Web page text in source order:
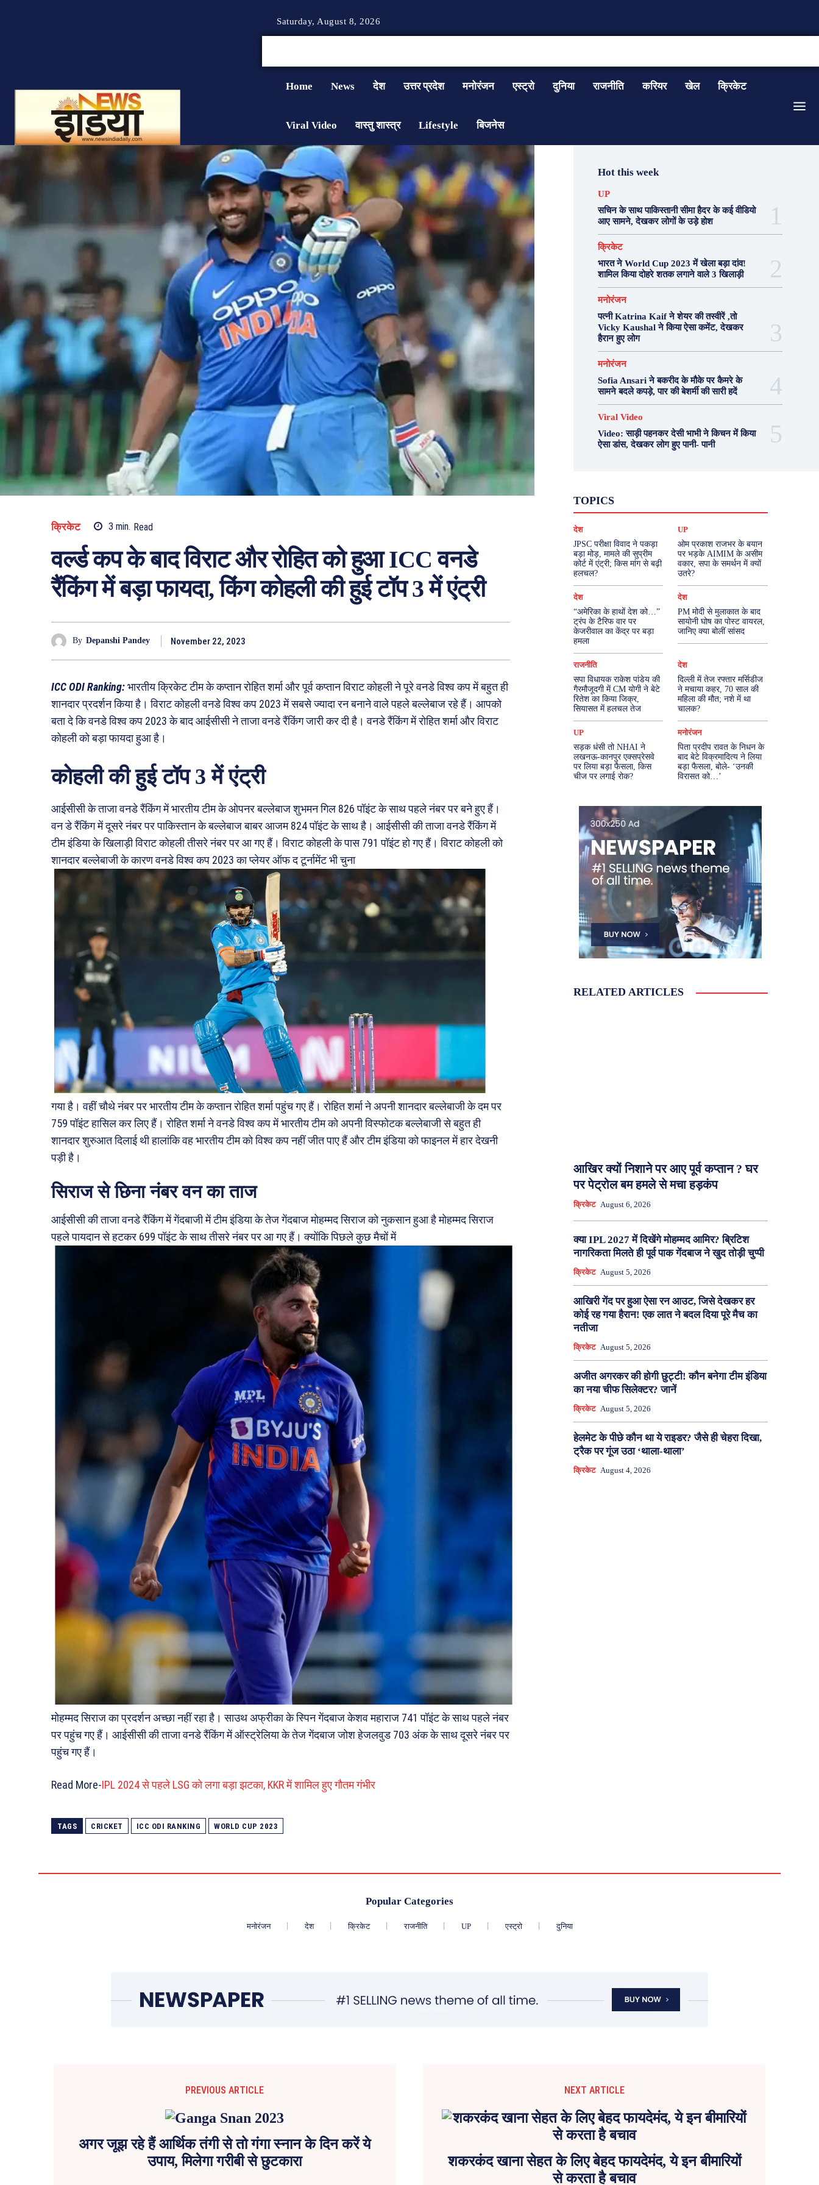
Saturday, August 8, 2026
Home News देश उत्तर प्रदेश मनोरंजन एस्ट्रो दुनिया राजनीति करियर खेल क्रिकेट
Viral Video वास्तु शास्त्र Lifestyle बिजनेस
क्रिकेट 3 min. Read
वर्ल्ड कप के बाद विराट और रोहित को हुआ ICC वनडे
रैंकिंग में बड़ा फायदा, किंग कोहली की हुई टॉप 3 में एंट्री
By Depanshi Pandey November 22, 2023
ICC ODI Ranking:भारतीय क्रिकेट टीम के कप्तान रोहित शर्मा और पूर्व कप्तान विराट कोहली ने पूरे वनडे विश्व कप में बहुत ही
शानदार प्रदर्शन किया है। विराट कोहली वनडे विश्व कप 2023 में सबसे ज्यादा रन बनाने वाले पहले बल्लेबाज रहे हैं। आपको
बता दे कि वनडे विश्व कप 2023 के बाद आईसीसी ने ताजा वनडे रैंकिंग जारी कर दी है। वनडे रैंकिंग में रोहित शर्मा और विराट
कोहली को बड़ा फायदा हुआ है।
कोहली की हुई टॉप 3 में एंट्री
आईसीसी के ताजा वनडे रैंकिंग में भारतीय टीम के ओपनर बल्लेबाज शुभमन गिल 826 पॉइंट के साथ पहले नंबर पर बने हुए हैं।
वन डे रैंकिंग में दूसरे नंबर पर पाकिस्तान के बल्लेबाज बाबर आजम 824 पॉइंट के साथ है। आईसीसी की ताजा वनडे रैंकिंग में
टीम इंडिया के खिलाड़ी विराट कोहली तीसरे नंबर पर आ गए हैं। विराट कोहली के पास 791 पॉइंट हो गए हैं। विराट कोहली को
शानदार बल्लेबाजी के कारण वनडे विश्व कप 2023 का प्लेयर ऑफ द टूर्नामेंट भी चुना
गया है। वहीं चौथे नंबर पर भारतीय टीम के कप्तान रोहित शर्मा पहुंच गए हैं। रोहित शर्मा ने अपनी शानदार बल्लेबाजी के दम पर
759 पॉइंट हासिल कर लिए हैं। रोहित शर्मा ने वनडे विश्व कप में भारतीय टीम को अपनी विस्फोटक बल्लेबाजी से बहुत ही
शानदार शुरुआत दिलाई थी हालांकि वह भारतीय टीम को विश्व कप नहीं जीत पाए हैं और टीम इंडिया को फाइनल में हार देखनी
पड़ी है।
सिराज से छिना नंबर वन का ताज
आईसीसी की ताजा वनडे रैंकिंग में गेंदबाजी में टीम इंडिया के तेज गेंदबाज मोहम्मद सिराज को नुकसान हुआ है मोहम्मद सिराज
पहले पायदान से हटकर 699 पॉइंट के साथ तीसरे नंबर पर आ गए हैं। क्योंकि पिछले कुछ मैचों में
मोहम्मद सिराज का प्रदर्शन अच्छा नहीं रहा है। साउथ अफ्रीका के स्पिन गेंदबाज केशव महाराज 741 पॉइंट के साथ पहले नंबर
पर पहुंच गए हैं। आईसीसी की ताजा वनडे रैंकिंग में ऑस्ट्रेलिया के तेज गेंदबाज जोश हेजलवुड 703 अंक के साथ दूसरे नंबर पर
पहुंच गए हैं।
Read More-IPL 2024 से पहले LSG को लगा बड़ा झटका, KKR में शामिल हुए गौतम गंभीर
TAGS CRICKET ICC ODI RANKING WORLD CUP 2023
Hot this week
UP
सचिन के साथ पाकिस्तानी सीमा हैदर के कई वीडियो
आए सामने, देखकर लोगों के उड़े होश
क्रिकेट
भारत ने World Cup 2023 में खेला बड़ा दांव!
शामिल किया दोहरे शतक लगाने वाले 3 खिलाड़ी
मनोरंजन
पत्नी Katrina Kaif ने शेयर की तस्वीरें ,तो
Vicky Kaushal ने किया ऐसा कमेंट, देखकर
हैरान हुए लोग
मनोरंजन
Sofia Ansari ने बकरीद के मौके पर कैमरे के
सामने बदले कपड़े, पार की बेशर्मी की सारी हदें
Viral Video
Video: साड़ी पहनकर देसी भाभी ने किचन में किया
ऐसा डांस, देखकर लोग हुए पानी- पानी
TOPICS
दुनिया
मनोरंजन
राजनीति वास्तु शास्त्र
More
देश
JPSC परीक्षा विवाद ने पकड़ा
बड़ा मोड़, मामले की सुप्रीम
कोर्ट में एंट्री; किस मांग से बढ़ी
हलचल?
UP
ओम प्रकाश राजभर के बयान
पर भड़के AIMIM के असीम
वकार, सपा के समर्थन में क्यों
उतरे?
देश
“अमेरिका के हाथों देश को…”
ट्रंप के टैरिफ वार पर
केजरीवाल का केंद्र पर बड़ा
हमला
देश
PM मोदी से मुलाकात के बाद
सायोनी घोष का पोस्ट वायरल,
जानिए क्या बोलीं सांसद
राजनीति
सपा विधायक राकेश पांडेय की
गैरमौजूदगी में CM योगी ने बेटे
रितेश का किया जिक्र,
सियासत में हलचल तेज
देश
दिल्ली में तेज रफ्तार मर्सिडीज
ने मचाया कहर, 70 साल की
महिला की मौत; नशे में था
चालक?
UP
सड़क धंसी तो NHAI ने
लखनऊ-कानपुर एक्सप्रेसवे
पर लिया बड़ा फैसला, किस
चीज पर लगाई रोक?
मनोरंजन
पिता प्रदीप रावत के निधन के
बाद बेटे विक्रमादित्य ने लिया
बड़ा फैसला, बोले- ‘उनकी
विरासत को…’
RELATED ARTICLES
आखिर क्यों निशाने पर आए पूर्व कप्तान ? घर
पर पेट्रोल बम हमले से मचा हड़कंप
क्रिकेट August 6, 2026
क्या IPL 2027 में दिखेंगे मोहम्मद आमिर? ब्रिटिश
नागरिकता मिलते ही पूर्व पाक गेंदबाज ने खुद तोड़ी चुप्पी
क्रिकेट August 5, 2026
आखिरी गेंद पर हुआ ऐसा रन आउट, जिसे देखकर हर
कोई रह गया हैरान! एक लात ने बदल दिया पूरे मैच का
नतीजा
क्रिकेट August 5, 2026
अजीत अगरकर की होगी छुट्टी! कौन बनेगा टीम इंडिया
का नया चीफ सिलेक्टर? जानें
क्रिकेट August 5, 2026
हेलमेट के पीछे कौन था ये राइडर? जैसे ही चेहरा दिखा,
ट्रैक पर गूंज उठा ‘थाला-थाला’
क्रिकेट August 4, 2026
Popular Categories
मनोरंजन देश क्रिकेट राजनीति UP एस्ट्रो दुनिया
PREVIOUS ARTICLE
अगर जूझ रहे हैं आर्थिक तंगी से तो गंगा स्नान के दिन करें ये
उपाय, मिलेगा गरीबी से छुटकारा
NEXT ARTICLE
शकरकंद खाना सेहत के लिए बेहद फायदेमंद, ये इन बीमारियों
से करता है बचाव